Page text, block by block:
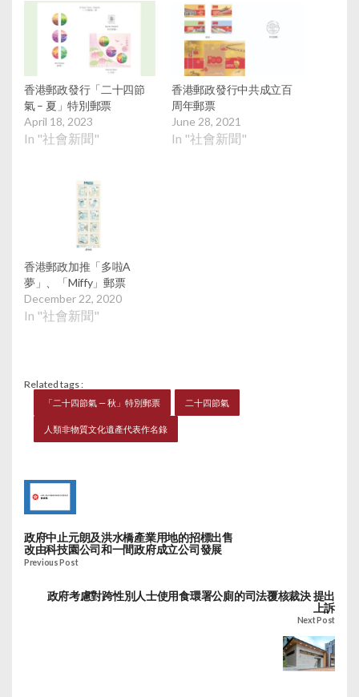
香港郵政發行「二十四節
氣 – 夏」特別郵票
April 18, 2023
In "社會新聞"
香港郵政發行中共成立百
周年郵票
June 28, 2021
In "社會新聞"
香港郵政加推「多啦A
夢」、「Miffy」郵票
December 22, 2020
In "社會新聞"
Related tags :
「二十四節氣 — 秋」特別郵票 二十四節氣
人類非物質文化遺產代表作名錄
政府中止元朗及洪水橋產業用地的招標出售
改由科技園公司和一間政府成立公司發展
Previous Post
政府考慮對跨性別人士使用食環署公廁的司法覆核裁決 提出
上訴
Next Post